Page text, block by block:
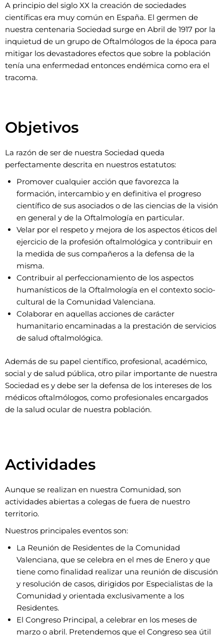
A principio del siglo XX la creación de sociedades
científicas era muy común en España. El germen de
nuestra centenaria Sociedad surge en Abril de 1917 por la
inquietud de un grupo de Oftalmólogos de la época para
mitigar los devastadores efectos que sobre la población
tenía una enfermedad entonces endémica como era el
tracoma.
Objetivos
La razón de ser de nuestra Sociedad queda
perfectamente descrita en nuestros estatutos:
Promover cualquier acción que favorezca la
formación, intercambio y en definitiva el progreso
científico de sus asociados o de las ciencias de la visión
en general y de la Oftalmología en particular.
Velar por el respeto y mejora de los aspectos éticos del
ejercicio de la profesión oftalmológica y contribuir en
la medida de sus compañeros a la defensa de la
misma.
Contribuir al perfeccionamiento de los aspectos
humanísticos de la Oftalmología en el contexto socio-
cultural de la Comunidad Valenciana.
Colaborar en aquellas acciones de carácter
humanitario encaminadas a la prestación de servicios
de salud oftalmológica.
Además de su papel científico, profesional, académico,
social y de salud pública, otro pilar importante de nuestra
Sociedad es y debe ser la defensa de los intereses de los
médicos oftalmólogos, como profesionales encargados
de la salud ocular de nuestra población.
Actividades
Aunque se realizan en nuestra Comunidad, son
actividades abiertas a colegas de fuera de nuestro
territorio.
Nuestros principales eventos son:
La Reunión de Residentes de la Comunidad
Valenciana, que se celebra en el mes de Enero y que
tiene como finalidad realizar una reunión de discusión
y resolución de casos, dirigidos por Especialistas de la
Comunidad y orientada exclusivamente a los
Residentes.
El Congreso Principal, a celebrar en los meses de
marzo o abril. Pretendemos que el Congreso sea útil